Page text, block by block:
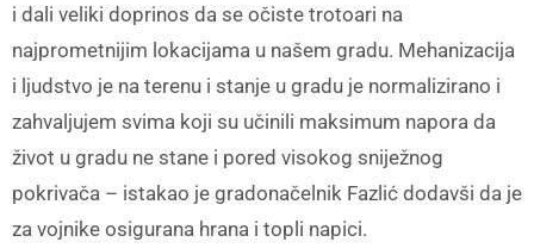
i dali veliki doprinos da se očiste trotoari na
najprometnijim lokacijama u našem gradu. Mehanizacija
i ljudstvo je na terenu i stanje u gradu je normalizirano i
zahvaljujem svima koji su učinili maksimum napora da
život u gradu ne stane i pored visokog sniježnog
pokrivača – istakao je gradonačelnik Fazlić dodavši da je
za vojnike osigurana hrana i topli napici.